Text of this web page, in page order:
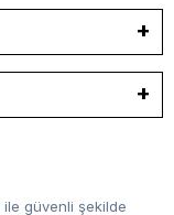
ile güvenli şekilde